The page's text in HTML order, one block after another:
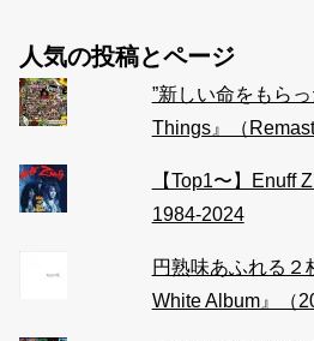
人気の投稿とページ
”新しい命をもら
Things』（
【Top1〜】Enuff
1984-2024
円熟味あふれる２
White Album』（